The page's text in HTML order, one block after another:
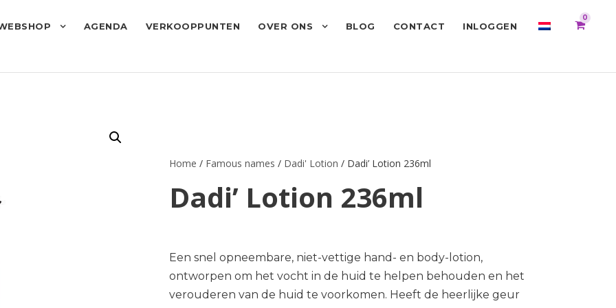
AGENDA VERKOOPPUNTEN OVER ONS BLOG CONTACT INLOGGEN
0
Home / Famous names / Dadi' Lotion / Dadi’ Lotion 236ml
Dadi’ Lotion 236ml
Een snel opneembare, niet-vettige hand- en body-lotion,
ontworpen om het vocht in de huid te helpen behouden en het
verouderen van de huid te voorkomen. Heeft de heerlijke geur